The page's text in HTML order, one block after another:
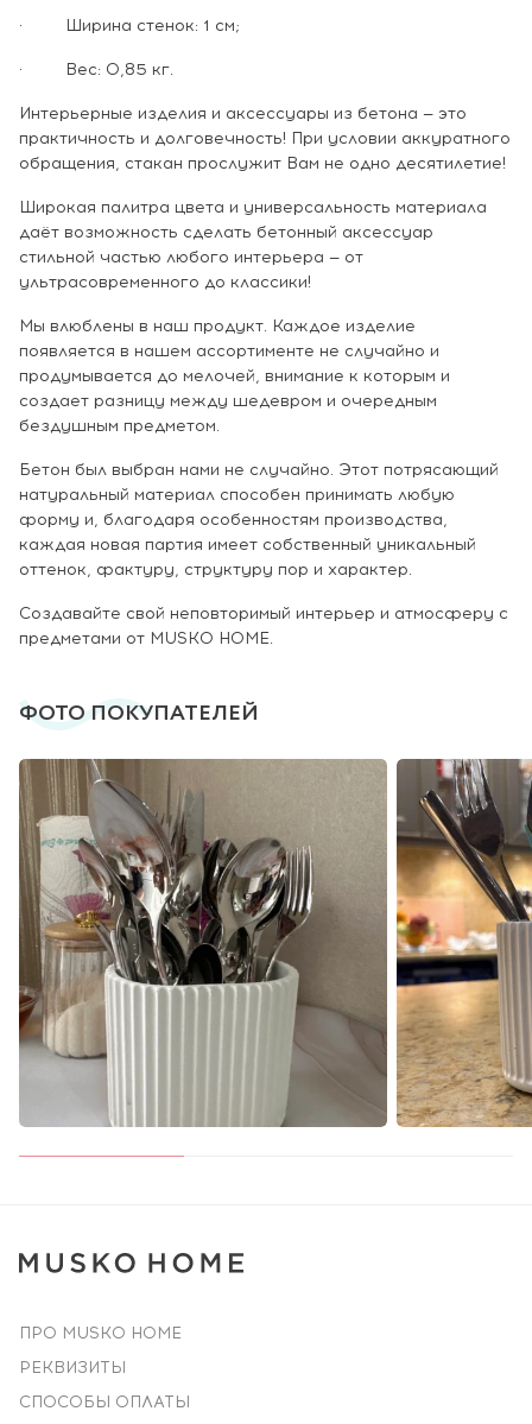
· Ширина стенок: 1 см;
· Вес: 0,85 кг.
Интерьерные изделия и аксессуары из бетона — это
практичность и долговечность! При условии аккуратного
обращения, стакан прослужит Вам не одно десятилетие!
Широкая палитра цвета и универсальность материала
даёт возможность сделать бетонный аксессуар
стильной частью любого интерьера — от
ультрасовременного до классики!
Мы влюблены в наш продукт. Каждое изделие
появляется в нашем ассортименте не случайно и
продумывается до мелочей, внимание к которым и
создает разницу между шедевром и очередным
бездушным предметом.
Бетон был выбран нами не случайно. Этот потрясающий
натуральный материал способен принимать любую
форму и, благодаря особенностям производства,
каждая новая партия имеет собственный уникальный
оттенок, фактуру, структуру пор и характер.
Создавайте свой неповторимый интерьер и атмосферу с
предметами от MUSKO HOME.
ФОТО ПОКУПАТЕЛЕЙ
ПРО MUSKO HOME
РЕКВИЗИТЫ
СПОСОБЫ ОПЛАТЫ